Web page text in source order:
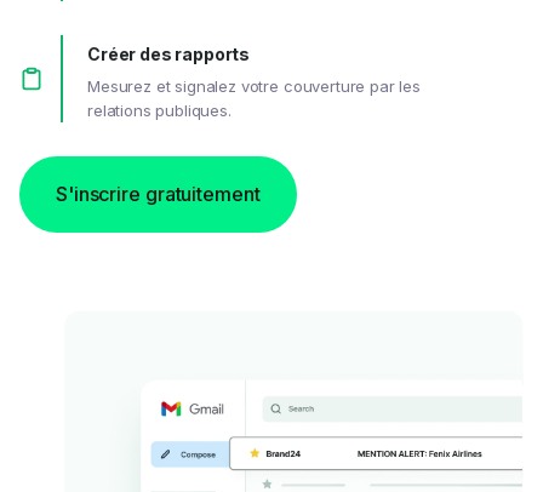
Créer des rapports
Mesurez et signalez votre couverture par les
relations publiques.
S'inscrire gratuitement